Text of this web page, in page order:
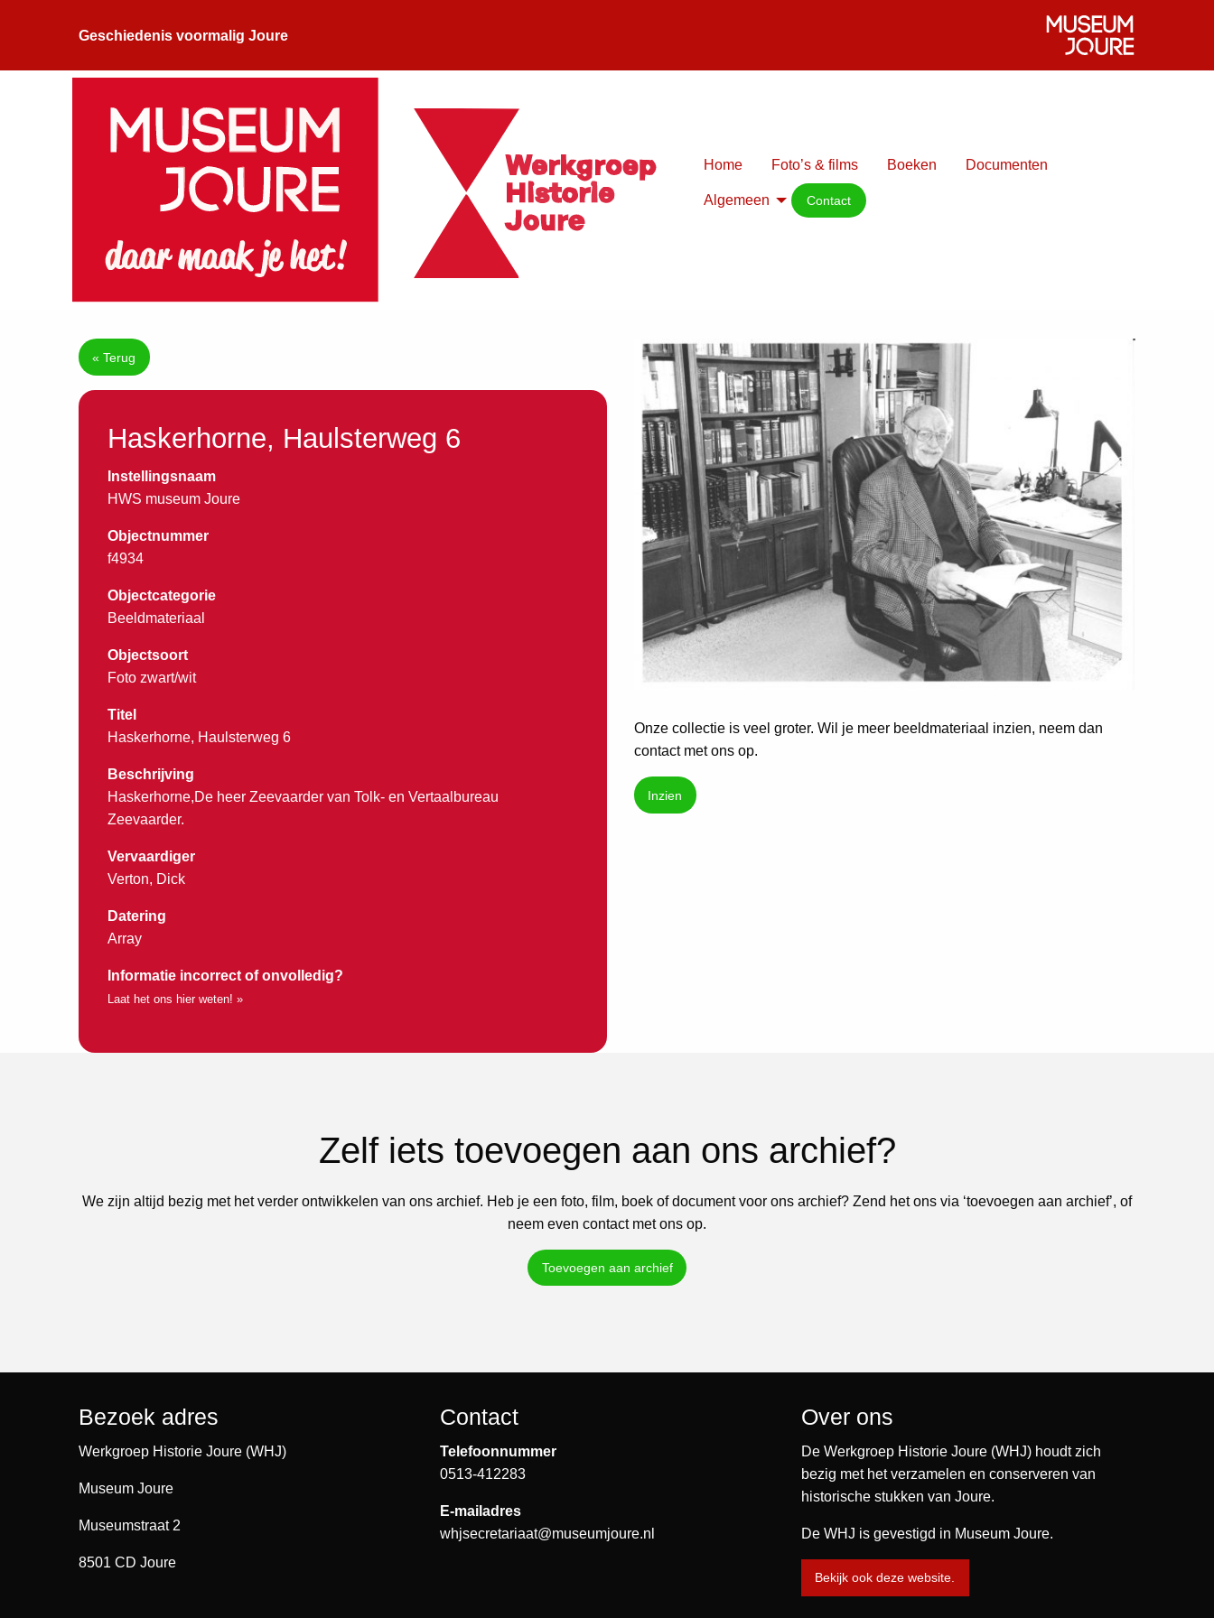
Geschiedenis voormalig Joure
Home Foto’s & films Boeken Documenten
Algemeen Contact
« Terug
Haskerhorne, Haulsterweg 6
Instellingsnaam
HWS museum Joure
Objectnummer
f4934
Objectcategorie
Beeldmateriaal
Objectsoort
Foto zwart/wit
Titel
Haskerhorne, Haulsterweg 6
Beschrijving
Haskerhorne,De heer Zeevaarder van Tolk- en Vertaalbureau
Zeevaarder.
Vervaardiger
Verton, Dick
Datering
Array
Informatie incorrect of onvolledig?
Laat het ons hier weten! »
Onze collectie is veel groter. Wil je meer beeldmateriaal inzien, neem dan
contact met ons op.
Inzien
Zelf iets toevoegen aan ons archief?
We zijn altijd bezig met het verder ontwikkelen van ons archief. Heb je een foto, film, boek of document voor ons archief? Zend het ons via ‘toevoegen aan archief’, of
neem even contact met ons op.
Toevoegen aan archief
Bezoek adres
Werkgroep Historie Joure (WHJ)
Museum Joure
Museumstraat 2
8501 CD Joure
Contact
Telefoonnummer
0513-412283
E-mailadres
whjsecretariaat@museumjoure.nl
Over ons
De Werkgroep Historie Joure (WHJ) houdt zich
bezig met het verzamelen en conserveren van
historische stukken van Joure.
De WHJ is gevestigd in Museum Joure.
Bekijk ook deze website.